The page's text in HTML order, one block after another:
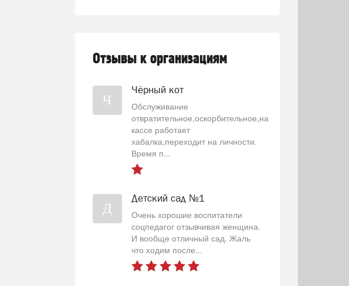
Отзывы к организациям
Ч
Чёрный кот
Обслуживание
отвратительное,оскорбительное,на
кассе работает
хабалка,переходит на личности.
Время п...
Д
Детский сад №1
Очень хорошие воспитатели
соцпедагог отзывчивая женщина.
И вообще отличный сад. Жаль
что ходим после...